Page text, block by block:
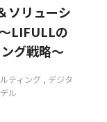
ソリューシ
LIFULLの
グ戦略〜
ティング
デジタ
ル